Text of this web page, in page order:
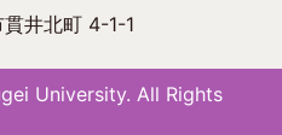
井北町 4-1-1
University. All Rights